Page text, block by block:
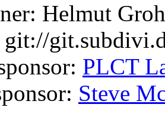
Helmut
git://
PLCT
Steve